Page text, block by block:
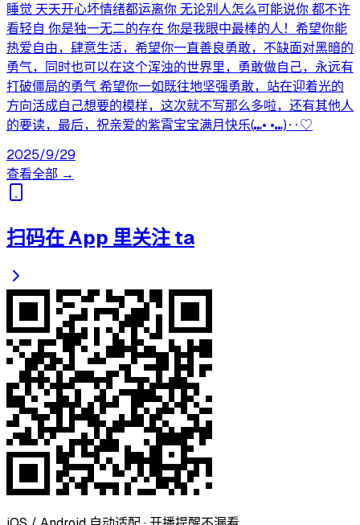
睡觉 天天开心坏情绪都运离你 无论别人怎么可能说你 都不许
看轻自 你是独一无二的存在 你是我眼中最棒的人！希望你能
热爱自由，肆意生活，希望你一直善良勇敢，不缺面对黑暗的
勇气，同时也可以在这个浑浊的世界里，勇敢做自己，永远有
打破僵局的勇气 希望你一如既往地坚强勇敢，站在迎着光的
方向活成自己想要的模样，这次就不写那么多啦，还有其他人
的要读，最后，祝亲爱的紫霄宝宝满月快乐(⑉• •⑉)‥♡
2025/9/29
查看全部 →
扫码在 App 里关注 ta